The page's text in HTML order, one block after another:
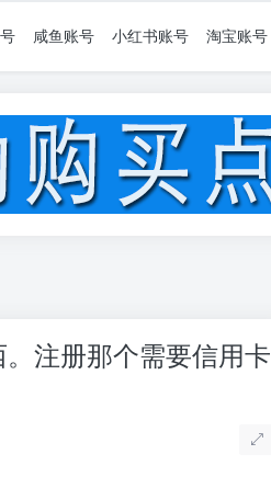
咸鱼账号 小红书账号 淘宝账号
注册那个需要信用卡